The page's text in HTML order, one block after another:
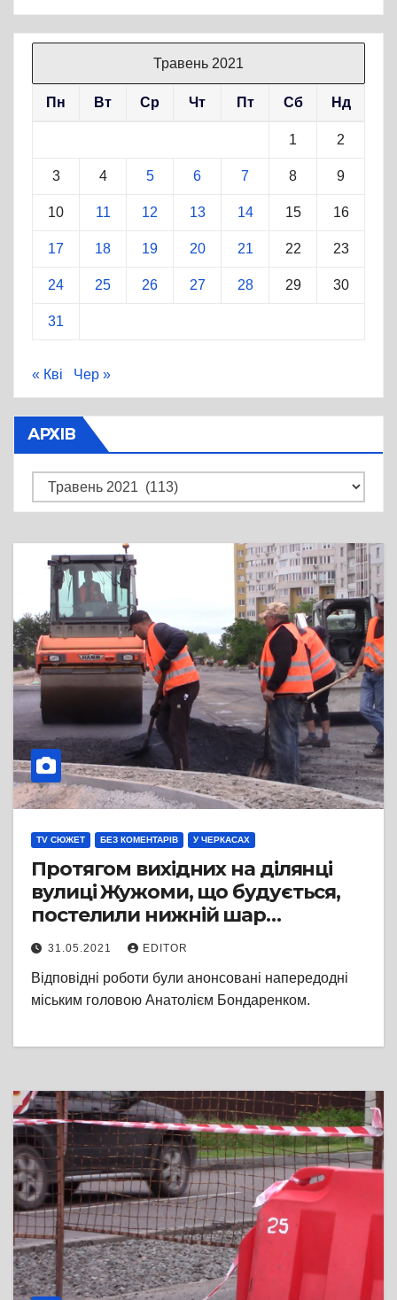
Травень 2021
Пн Вт Ср Чт Пт Сб Нд
1 2
3 4 5 6 7 8 9
10 11 12 13 14 15 16
17 18 19 20 21 22 23
24 25 26 27 28 29 30
31
« Кві Чер »
АРХІВ
Архів
TV СЮЖЕТ БЕЗ КОМЕНТАРІВ У ЧЕРКАСАХ
Протягом вихідних на ділянці
вулиці Жужоми, що будується,
постелили нижній шар
асфальтобетону
31.05.2021 EDITOR
Відповідні роботи були анонсовані напередодні
міським головою Анатолієм Бондаренком.